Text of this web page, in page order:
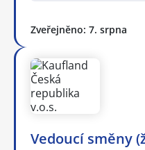
Zveřejněno: 7. srpna
Vedoucí směny